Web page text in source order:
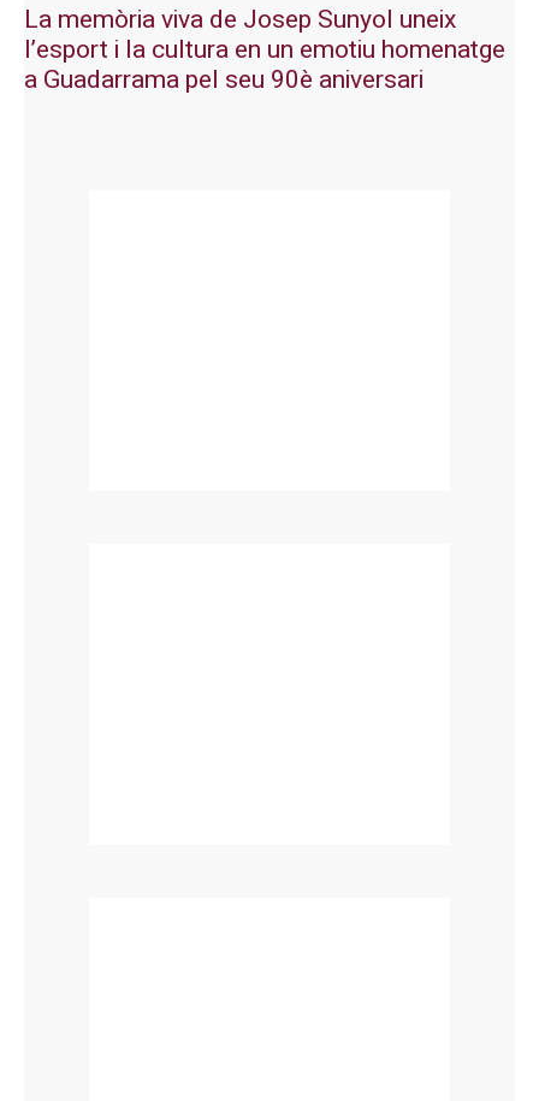
La memòria viva de Josep Sunyol uneix
l’esport i la cultura en un emotiu homenatge
a Guadarrama pel seu 90è aniversari